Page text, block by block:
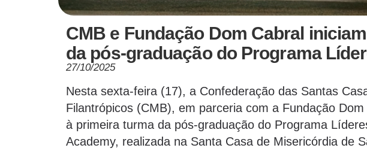
CMB e Fundação Dom Cabral
da pós-graduação do Programa
27/10/2025
Nesta sexta-feira (17), a Confederação das Santas
Filantrópicos (CMB), em parceria com a Fundação
à primeira turma da pós-graduação do Programa
Academy, realizada na Santa Casa de Misericórdia de